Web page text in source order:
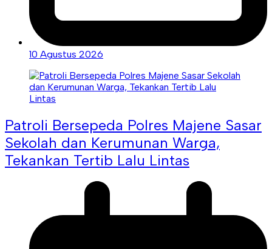
10 Agustus 2026
Patroli Bersepeda Polres Majene Sasar
Sekolah dan Kerumunan Warga,
Tekankan Tertib Lalu Lintas